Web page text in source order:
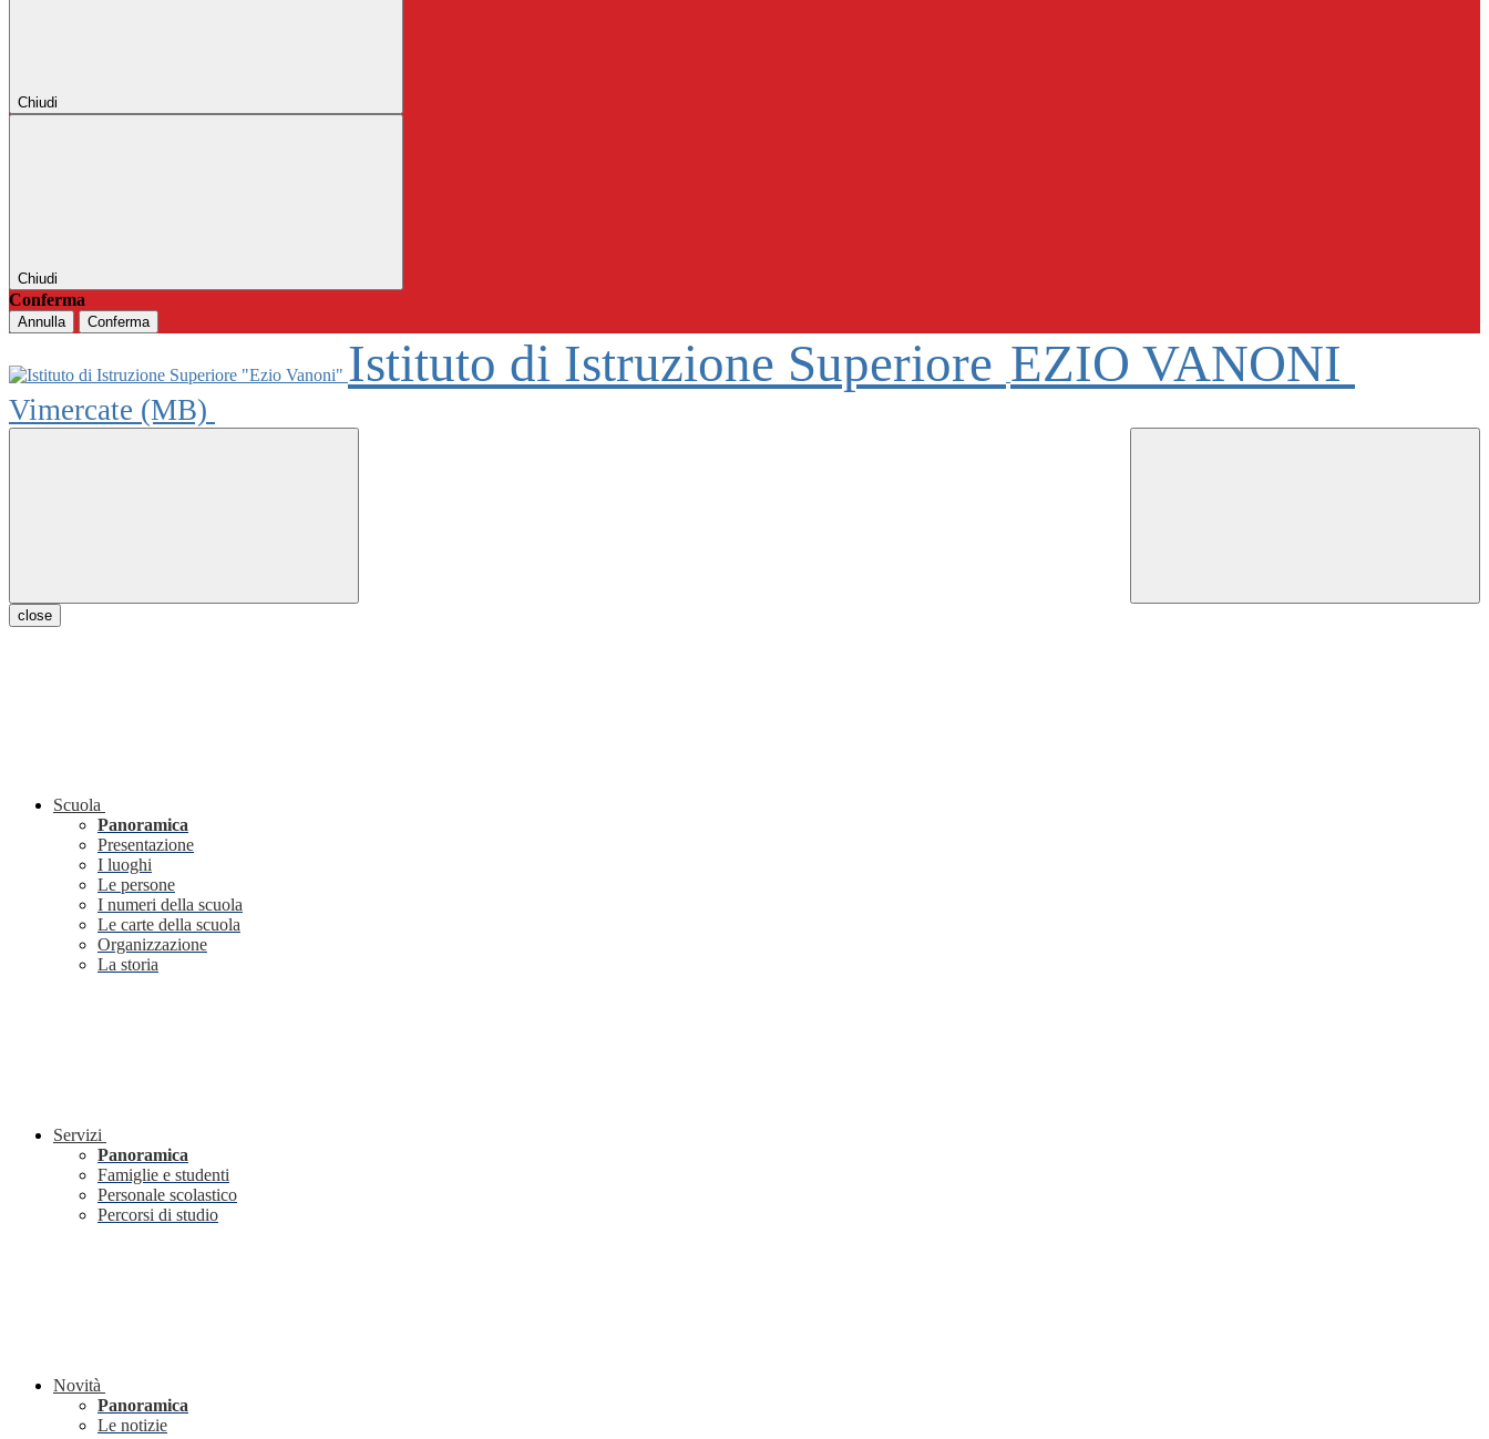
Chiudi
Chiudi
Conferma
Annulla Conferma
Istituto di Istruzione Superiore EZIO VANONI
Vimercate (MB)
close
Scuola
Panoramica
Presentazione
I luoghi
Le persone
I numeri della scuola
Le carte della scuola
Organizzazione
La storia
Servizi
Panoramica
Famiglie e studenti
Personale scolastico
Percorsi di studio
Novità
Panoramica
Le notizie